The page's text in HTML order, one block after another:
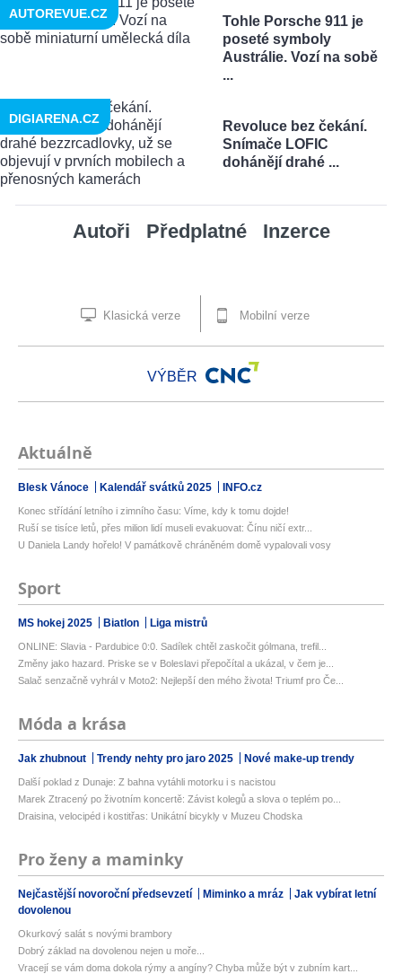
Tohle Porsche 911 je
poseté symboly
Austrálie. Vozí na sobě
...
AUTOREVUE.CZ
Revoluce bez čekání.
Snímače LOFIC
dohánějí drahé ...
DIGIARENA.CZ
Autoři Předplatné Inzerce
Klasická verze Mobilní verze
VÝBĚR
Aktuálně
Blesk Vánoce Kalendář svátků 2025 INFO.cz
Konec střídání letního i zimního času: Víme, kdy k tomu dojde!
Ruší se tisíce letů, přes milion lidí museli evakuovat: Čínu ničí extr...
U Daniela Landy hořelo! V památkově chráněném domě vypalovali vosy
Sport
MS hokej 2025 Biatlon Liga mistrů
ONLINE: Slavia - Pardubice 0:0. Sadílek chtěl zaskočit gólmana, trefil...
Změny jako hazard. Priske se v Boleslavi přepočítal a ukázal, v čem je...
Salač senzačně vyhrál v Moto2: Nejlepší den mého života! Triumf pro Če...
Móda a krása
Jak zhubnout Trendy nehty pro jaro 2025 Nové make-up trendy
Další poklad z Dunaje: Z bahna vytáhli motorku i s nacistou
Marek Ztracený po životním koncertě: Závist kolegů a slova o teplém po...
Draisina, velocipéd i kostitřas: Unikátní bicykly v Muzeu Chodska
Pro ženy a maminky
Nejčastější novoroční předsevzetí Miminko a mráz
Jak vybírat letní
dovolenou
Okurkový salát s novými brambory
Dobrý základ na dovolenou nejen u moře...
Vracejí se vám doma dokola rýmy a angíny? Chyba může být v zubním kart...